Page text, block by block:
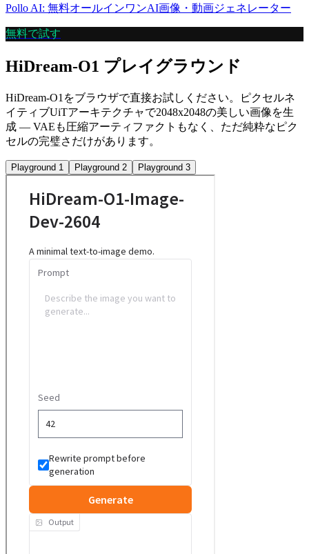
Pollo AI: 無料オールインワンAI画像・動画ジェネレーター
無料で試す
HiDream-O1 プレイグラウンド
HiDream-O1をブラウザで直接お試しください。ピクセルネ
イティブUiTアーキテクチャで2048x2048の美しい画像を生
成 — VAEも圧縮アーティファクトもなく、ただ純粋なピク
セルの完璧さだけがあります。
Playground 1 Playground 2 Playground 3